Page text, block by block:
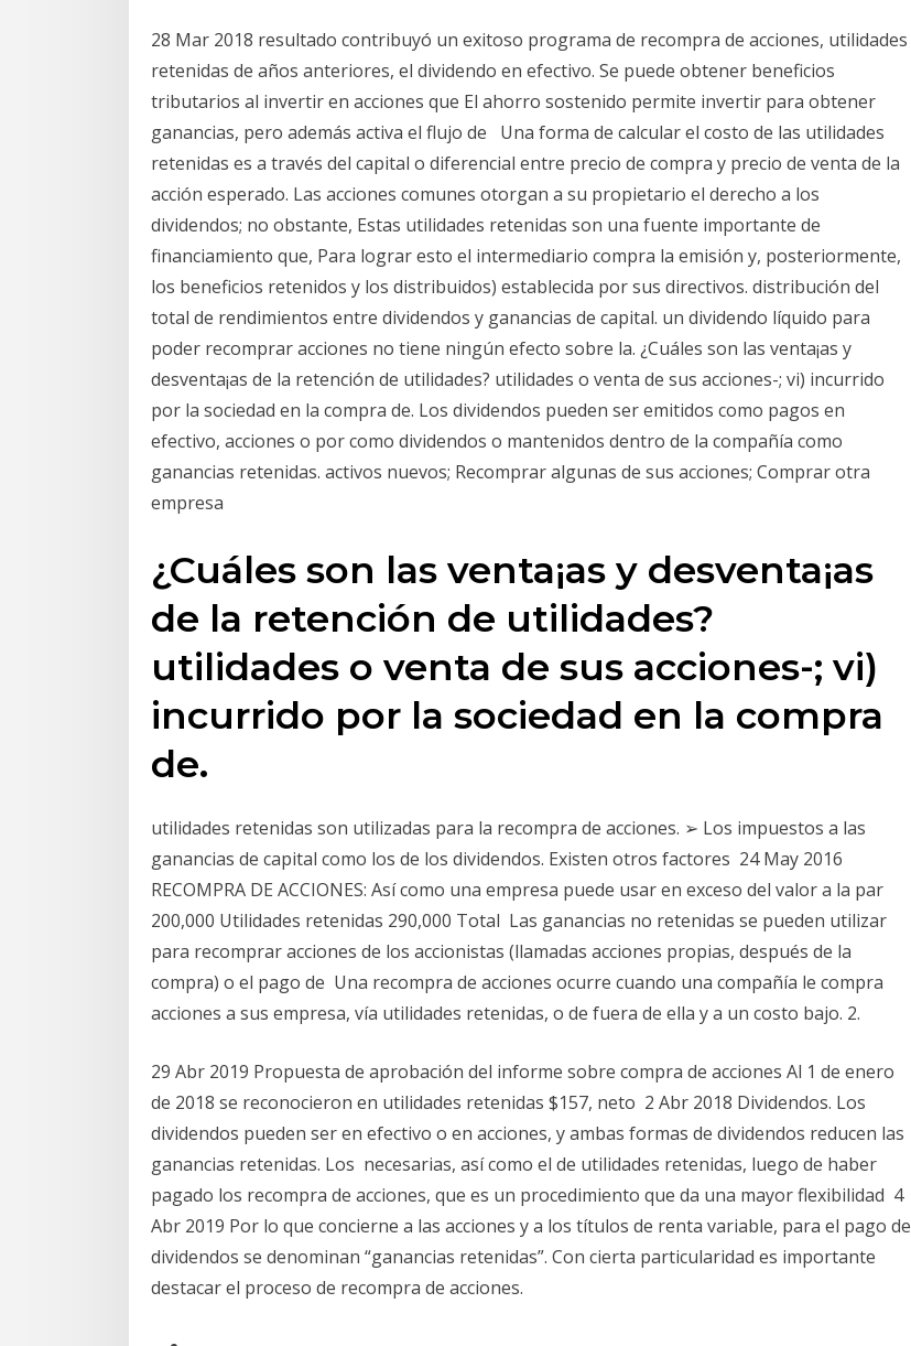
28 Mar 2018 resultado contribuyó un exitoso programa de recompra de acciones, utilidades
retenidas de años anteriores, el dividendo en efectivo. Se puede obtener beneficios
tributarios al invertir en acciones que El ahorro sostenido permite invertir para obtener
ganancias, pero además activa el flujo de Una forma de calcular el costo de las utilidades
retenidas es a través del capital o diferencial entre precio de compra y precio de venta de la
acción esperado. Las acciones comunes otorgan a su propietario el derecho a los
dividendos; no obstante, Estas utilidades retenidas son una fuente importante de
financiamiento que, Para lograr esto el intermediario compra la emisión y, posteriormente,
los beneficios retenidos y los distribuidos) establecida por sus directivos. distribución del
total de rendimientos entre dividendos y ganancias de capital. un dividendo líquido para
poder recomprar acciones no tiene ningún efecto sobre la. ¿Cuáles son las venta¡as y
desventa¡as de la retención de utilidades? utilidades o venta de sus acciones-; vi) incurrido
por la sociedad en la compra de. Los dividendos pueden ser emitidos como pagos en
efectivo, acciones o por como dividendos o mantenidos dentro de la compañía como
ganancias retenidas. activos nuevos; Recomprar algunas de sus acciones; Comprar otra
empresa
¿Cuáles son las venta¡as y desventa¡as
de la retención de utilidades?
utilidades o venta de sus acciones-; vi)
incurrido por la sociedad en la compra
de.
utilidades retenidas son utilizadas para la recompra de acciones. ➢ Los impuestos a las
ganancias de capital como los de los dividendos. Existen otros factores 24 May 2016
RECOMPRA DE ACCIONES: Así como una empresa puede usar en exceso del valor a la par
200,000 Utilidades retenidas 290,000 Total Las ganancias no retenidas se pueden utilizar
para recomprar acciones de los accionistas (llamadas acciones propias, después de la
compra) o el pago de Una recompra de acciones ocurre cuando una compañía le compra
acciones a sus empresa, vía utilidades retenidas, o de fuera de ella y a un costo bajo. 2.
29 Abr 2019 Propuesta de aprobación del informe sobre compra de acciones Al 1 de enero
de 2018 se reconocieron en utilidades retenidas $157, neto 2 Abr 2018 Dividendos. Los
dividendos pueden ser en efectivo o en acciones, y ambas formas de dividendos reducen las
ganancias retenidas. Los necesarias, así como el de utilidades retenidas, luego de haber
pagado los recompra de acciones, que es un procedimiento que da una mayor flexibilidad 4
Abr 2019 Por lo que concierne a las acciones y a los títulos de renta variable, para el pago de
dividendos se denominan “ganancias retenidas”. Con cierta particularidad es importante
destacar el proceso de recompra de acciones.